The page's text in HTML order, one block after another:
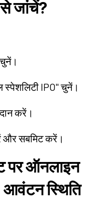
जांचें?
स्पेशलिटी IPO" चुनें।
करें।
और सबमिट करें।
पर ऑनलाइन
स्थिति